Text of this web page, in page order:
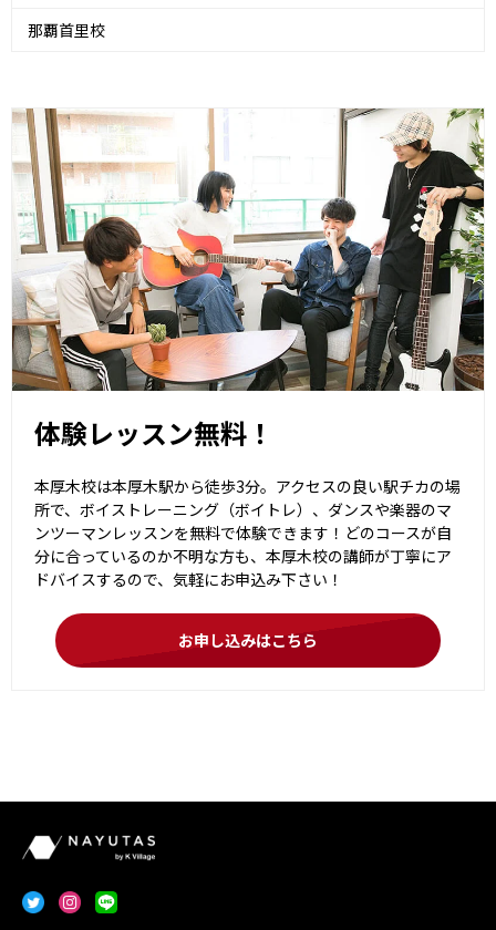
那覇首里校
体験レッスン無料！
本厚木校は本厚木駅から徒歩3分。アクセスの良い駅チカの場
所で、ボイストレーニング（ボイトレ）、ダンスや楽器のマ
ンツーマンレッスンを無料で体験できます！どのコースが自
分に合っているのか不明な方も、本厚木校の講師が丁寧にア
ドバイスするので、気軽にお申込み下さい！
お申し込みはこちら